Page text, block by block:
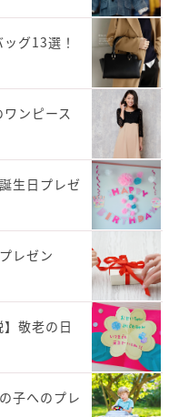
グ13選！
ンピース
生日プレゼ
レゼン
】敬老の日
子へのプレ